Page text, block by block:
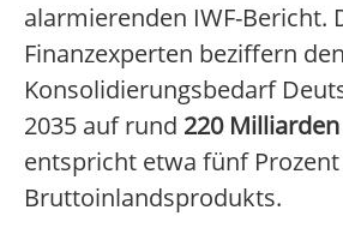
alarmierenden IWF-Bericht.
Finanzexperten beziffern den
Konsolidierungsbedarf
2035 auf rund 220
entspricht etwa fünf
Bruttoinlandsprodukts.